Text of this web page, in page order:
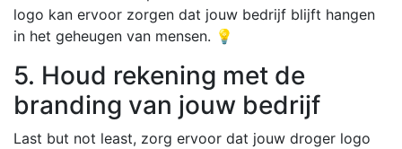
logo kan ervoor zorgen dat jouw bedrijf blijft hangen
in het geheugen van mensen. 💡
5. Houd rekening met de
branding van jouw bedrijf
Last but not least, zorg ervoor dat jouw droger logo